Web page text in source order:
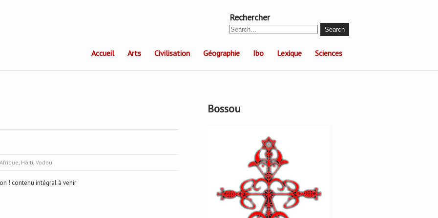
Rechercher
Accueil Arts Civilisation Géographie Ibo Lexique Sciences
Afrique, Haiti, Vodou
! contenu intégral à venir
Bossou